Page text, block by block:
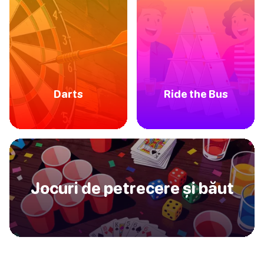
Darts Ride the Bus
Jocuri de petrecere și băut